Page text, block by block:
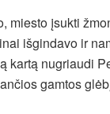
miesto įsukti
išgindavo ir
nugriaudi
gamtos